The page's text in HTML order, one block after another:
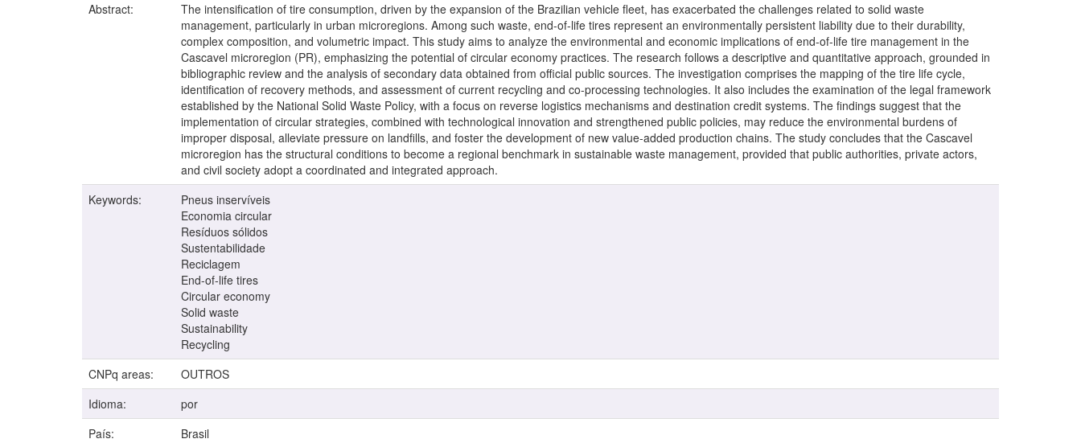
Abstract:
The intensification of tire consumption, driven by the expansion of the Brazilian vehicle fleet, has exacerbated the challenges related to solid waste
management, particularly in urban microregions. Among such waste, end-of-life tires represent an environmentally persistent liability due to their durability,
complex composition, and volumetric impact. This study aims to analyze the environmental and economic implications of end-of-life tire management in the
Cascavel microregion (PR), emphasizing the potential of circular economy practices. The research follows a descriptive and quantitative approach, grounded in
bibliographic review and the analysis of secondary data obtained from official public sources. The investigation comprises the mapping of the tire life cycle,
identification of recovery methods, and assessment of current recycling and co-processing technologies. It also includes the examination of the legal framework
established by the National Solid Waste Policy, with a focus on reverse logistics mechanisms and destination credit systems. The findings suggest that the
implementation of circular strategies, combined with technological innovation and strengthened public policies, may reduce the environmental burdens of
improper disposal, alleviate pressure on landfills, and foster the development of new value-added production chains. The study concludes that the Cascavel
microregion has the structural conditions to become a regional benchmark in sustainable waste management, provided that public authorities, private actors,
and civil society adopt a coordinated and integrated approach.
Keywords:
Pneus inservíveis
Economia circular
Resíduos sólidos
Sustentabilidade
Reciclagem
End-of-life tires
Circular economy
Solid waste
Sustainability
Recycling
CNPq areas:
OUTROS
Idioma:
por
País:
Brasil